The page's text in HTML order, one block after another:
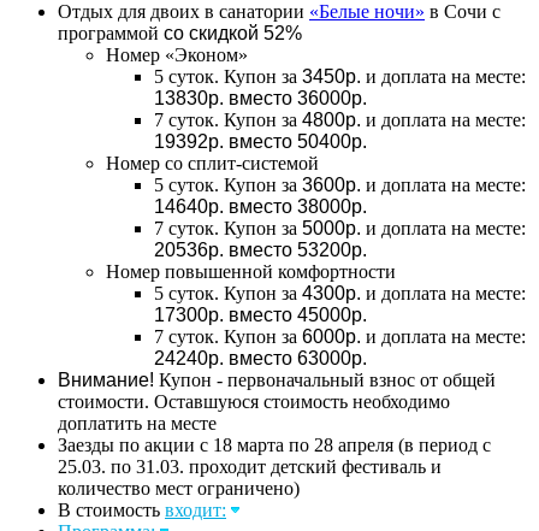
Отдых для двоих в санатории «Белые ночи» в Сочи с
программой со скидкой 52%
Номер «Эконом»
5 суток. Купон за 3450р. и доплата на месте:
13830р. вместо 36000р.
7 суток. Купон за 4800р. и доплата на месте:
19392р. вместо 50400р.
Номер со сплит-системой
5 суток. Купон за 3600р. и доплата на месте:
14640р. вместо 38000р.
7 суток. Купон за 5000р. и доплата на месте:
20536р. вместо 53200р.
Номер повышенной комфортности
5 суток. Купон за 4300р. и доплата на месте:
17300р. вместо 45000р.
7 суток. Купон за 6000р. и доплата на месте:
24240р. вместо 63000р.
Внимание! Купон - первоначальный взнос от общей
стоимости. Оставшуюся стоимость необходимо
доплатить на месте
Заезды по акции с 18 марта по 28 апреля (в период с
25.03. по 31.03. проходит детский фестиваль и
количество мест ограничено)
В стоимость входит: